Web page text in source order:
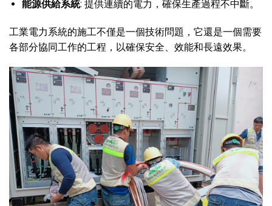
能源供給系統: 提供連續的電力，確保生產過程不中斷。
工業電力系統的施工不僅是一個技術問題，它還是一個需要
各部分協同工作的工程，以確保安全、效能和長遠效果。